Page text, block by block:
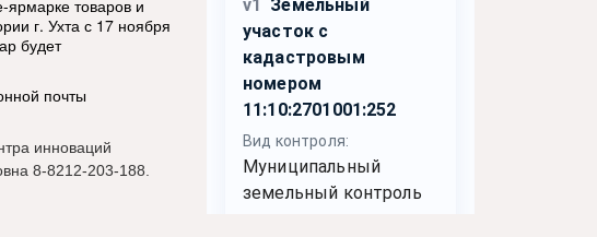
товаров и
г. Ухта с 17 ноября
будет
почты
инноваций
8-8212-203-188.